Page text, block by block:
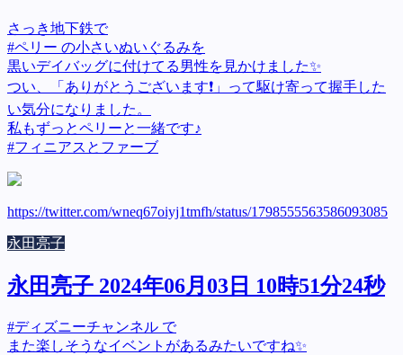
さっき地下鉄で
#ペリー の小さいぬいぐるみを
黒いデイバッグに付けてる男性を見かけました✨
つい、「ありがとうございます❗」って駆け寄って握手した
い気分になりました。
私もずっとペリーと一緒です♪
#フィニアスとファーブ
https://twitter.com/wneq67oiyj1tmfh/status/1798555563586093085
永田亮子
永田亮子 2024年06月03日 10時51分24秒
#ディズニーチャンネル で
また楽しそうなイベントがあるみたいですね✨